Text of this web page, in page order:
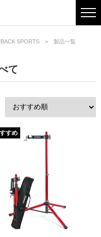
SPORTS 製品一覧
て
すめ